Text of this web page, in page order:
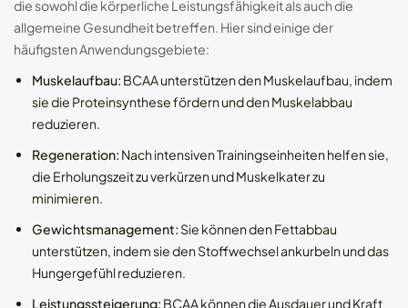
die sowohl die körperliche Leistungsfähigkeit als auch die
allgemeine Gesundheit betreffen. Hier sind einige der
häufigsten Anwendungsgebiete:
Muskelaufbau: BCAA unterstützen den Muskelaufbau, indem
sie die Proteinsynthese fördern und den Muskelabbau
reduzieren.
Regeneration: Nach intensiven Trainingseinheiten helfen sie,
die Erholungszeit zu verkürzen und Muskelkater zu
minimieren.
Gewichtsmanagement: Sie können den Fettabbau
unterstützen, indem sie den Stoffwechsel ankurbeln und das
Hungergefühl reduzieren.
Leistungssteigerung: BCAA können die Ausdauer und Kraft